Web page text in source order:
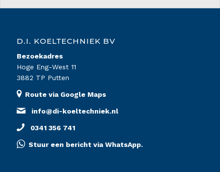
D.I. KOELTECHNIEK BV
Bezoekadres
Hoge Eng-West 11
3882 TP Putten
Route via Google Maps
info@di-koeltechniek.nl
0341 356 741
Stuur een bericht via WhatsApp.